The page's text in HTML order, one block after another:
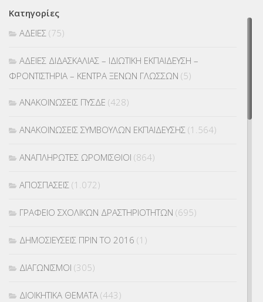
Κατηγορίες
ΑΔΕΙΕΣ (75)
ΑΔΕΙΕΣ ΔΙΔΑΣΚΑΛΙΑΣ – ΙΔΙΩΤΙΚΗ ΕΚΠΑΙΔΕΥΣΗ –
ΦΡΟΝΤΙΣΤΗΡΙΑ – ΚΕΝΤΡΑ ΞΕΝΩΝ ΓΛΩΣΣΩΝ (5)
ΑΝΑΚΟΙΝΩΣΕΙΣ ΠΥΣΔΕ (428)
ΑΝΑΚΟΙΝΩΣΕΙΣ ΣΥΜΒΟΥΛΩΝ ΕΚΠΑΙΔΕΥΣΗΣ (1.564)
ΑΝΑΠΛΗΡΩΤΕΣ ΩΡΟΜΙΣΘΙΟΙ (864)
ΑΠΟΣΠΑΣΕΙΣ (1.072)
ΓΡΑΦΕΙΟ ΣΧΟΛΙΚΩΝ ΔΡΑΣΤΗΡΙΟΤΗΤΩΝ (695)
ΔΗΜΟΣΙΕΥΣΕΙΣ ΠΡΙΝ ΤΟ 2016 (1)
ΔΙΑΓΩΝΙΣΜΟΙ (305)
ΔΙΟΙΚΗΤΙΚΑ ΘΕΜΑΤΑ (443)